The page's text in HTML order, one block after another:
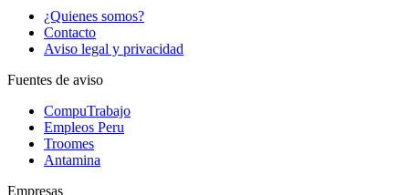
¿Quienes somos?
Contacto
Aviso legal y privacidad
Fuentes de aviso
CompuTrabajo
Empleos Peru
Troomes
Antamina
Empresas